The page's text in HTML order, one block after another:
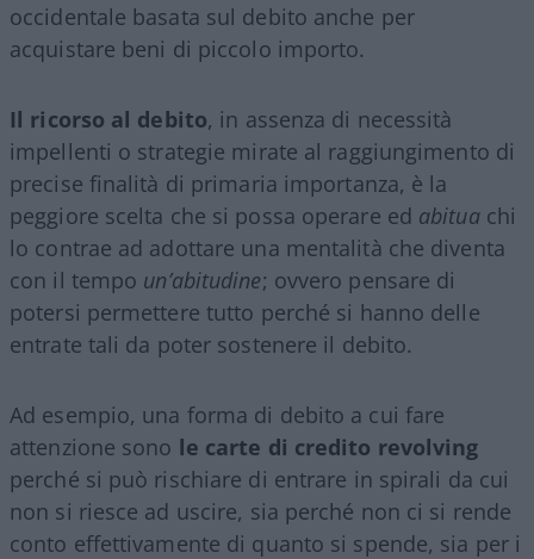
occidentale basata sul debito anche per
acquistare beni di piccolo importo.
Il ricorso al debito, in assenza di necessità
impellenti o strategie mirate al raggiungimento di
precise finalità di primaria importanza, è la
peggiore scelta che si possa operare ed abituachi
lo contrae ad adottare una mentalità che diventa
con il tempo un’abitudine; ovvero pensare di
potersi permettere tutto perché si hanno delle
entrate tali da poter sostenere il debito.
Ad esempio, una forma di debito a cui fare
attenzione sono le carte di credito revolving
perché si può rischiare di entrare in spirali da cui
non si riesce ad uscire, sia perché non ci si rende
conto effettivamente di quanto si spende, sia per i